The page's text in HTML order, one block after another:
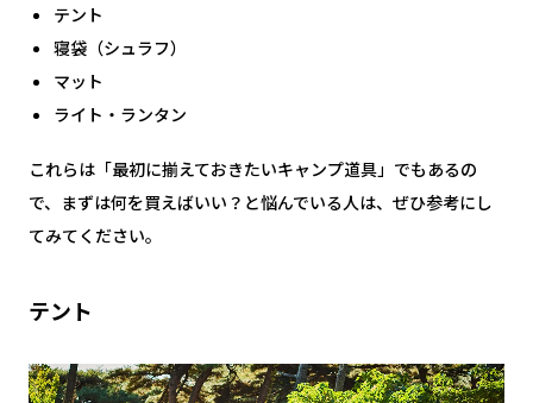
テント
寝袋（シュラフ）
マット
ライト・ランタン
これらは「最初に揃えておきたいキャンプ道具」でもあるの
で、まずは何を買えばいい？と悩んでいる人は、ぜひ参考にし
てみてください。
テント